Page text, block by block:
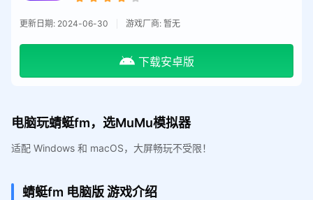
更新日期: 2024-06-30 游戏厂商: 暂无
下载安卓版
电脑玩蜻蜓fm，选MuMu模拟器
适配 Windows 和 macOS，大屏畅玩不受限！
蜻蜓fm 电脑版游戏介绍